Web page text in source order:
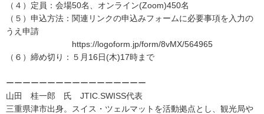
（４）定員：会場50名、オンライン(Zoom)450名
（５）申込方法：関連リンクの申込みフォームに必要事項を入力の
うえ申請
https://logoform.jp/form/8vMX/564965
（６）締め切り：５月16日(木)17時まで
ーーーーーーーーーーーーーーーーー
山田 桂一郎 氏 JTIC.SWISS代表
三重県津市出身。スイス・ツェルマットを活動拠点とし、観光局や